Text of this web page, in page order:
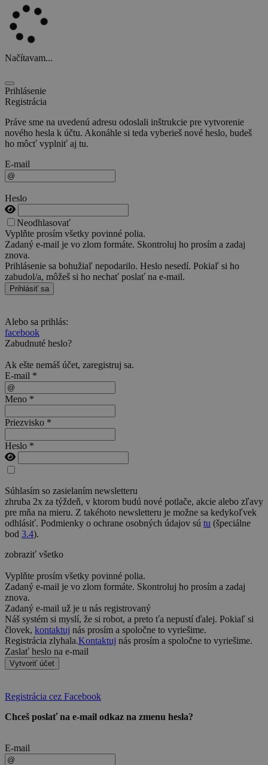
Načítavam...
Prihlásenie
Registrácia
Práve sme na uvedenú adresu odoslali inštrukcie pre vytvorenie
nového hesla k účtu. Akonáhle si teda vyberieš nové heslo, budeš
ho môcť vyplniť aj tu.
E-mail
Heslo
Neodhlasovať
Vyplňte prosím všetky povinné polia.
Zadaný e-mail je vo zlom formáte. Skontroluj ho prosím a zadaj
znova.
Prihlásenie sa bohužiaľ nepodarilo. Heslo nesedí. Pokiaľ si ho
zabudol/a, môžeš si ho nechať poslať na e-mail.
Prihlásiť sa
Alebo sa prihlás:
facebook
Zabudnuté heslo?
Ak ešte nemáš účet, zaregistruj sa.
E-mail *
Meno *
Priezvisko *
Heslo *
Súhlasím so zasielaním newsletteru
zhruba 2x za týždeň, v ktorom budú nové potlače, akcie alebo zľavy
pre mňa na mieru. Z takéhoto newsletteru je možne sa kedykoľvek
odhlásiť. Podmienky o ochrane osobných údajov sú tu (špeciálne
bod 3.4).
zobraziť všetko
Vyplňte prosím všetky povinné polia.
Zadaný e-mail je vo zlom formáte. Skontroluj ho prosím a zadaj
znova.
Zadaný e-mail už je u nás registrovaný
Náš systém si myslí, že si robot, a preto ťa nepustí ďalej. Pokiaľ si
človek, kontaktuj nás prosím a spoločne to vyriešime.
Registrácia zlyhala.Kontaktuj nás prosím a spoločne to vyriešime.
Zaslať heslo na e-mail
Vytvoriť účet
Registrácia cez Facebook
Chceš poslať na e-mail odkaz na zmenu hesla?
E-mail